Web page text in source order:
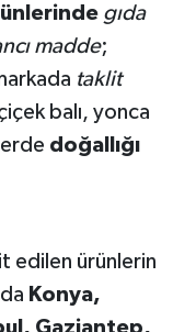
gıda
madde;
taklit
balı, yonca
doğallığı
edilen ürünlerin
Konya,